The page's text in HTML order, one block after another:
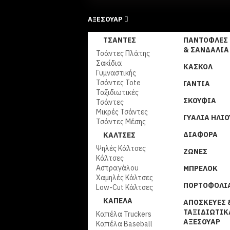
ΑΞΕΣΟΥΑΡ
ΤΣΆΝΤΕΣ
Τσάντες Πλάτης
Σακίδια
Γυμναστικής
Τσάντες Tote
Ταξιδιωτικές
Τσάντες
Μικρές Τσάντες
Τσάντες Μέσης
ΚΆΛΤΣΕΣ
Ψηλές Κάλτσες
Κάλτσες
Αστραγάλου
Χαμηλές Κάλτσες
Low-Cut Κάλτσες
ΚΑΠΈΛΑ
Καπέλα Truckers
Καπέλα Baseball
ΠΑΝΤΌΦΛΕΣ
& ΣΑΝΔΆΛΙΑ
ΚΑΣΚΌΛ
ΓΆΝΤΙΑ
ΣΚΟΥΦΙΆ
ΓΥΑΛΙΆ
ΔΙΆΦΟΡΑ
ΖΏΝΕΣ
ΜΠΡΕΛΌΚ
ΑΠΟΣΚΕΥΈΣ
ΑΞΕΣΟΥΆΡ